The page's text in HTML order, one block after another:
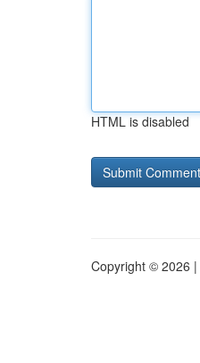
HTML is disabled
Copyright © 2026 |